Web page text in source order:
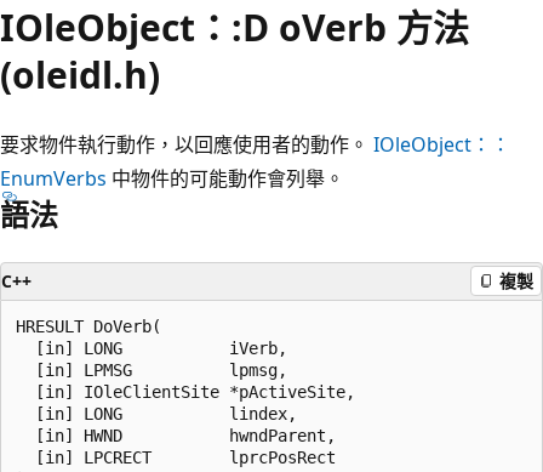
IOleObject：:D oVerb 方法
(oleidl.h)
要求物件執行動作，以回應使用者的動作。 IOleObject：：
EnumVerbs 中物件的可能動作會列舉。
語法
C++ 複製
HRESULT DoVerb(
  [in] LONG           iVerb,
  [in] LPMSG          lpmsg,
  [in] IOleClientSite *pActiveSite,
  [in] LONG           lindex,
  [in] HWND           hwndParent,
  [in] LPCRECT        lprcPosRect